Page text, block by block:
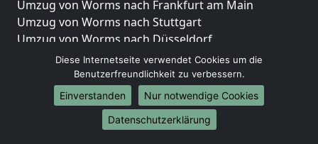
Umzug von Worms nach Frankfurt am Main
Umzug von Worms nach Stuttgart
Umzug von Worms nach Düsseldorf
Umzug von Worms nach Leipzig
Umzug von Worms nach Dortmund
Umzug von Worms nach Essen
Umzug von Worms nach Bremen
Umzug von Worms nach Dresden
Diese Internetseite verwendet Cookies um die
Benutzerfreundlichkeit zu verbessern.
Einverstanden
Nur notwendige Cookies
Datenschutzerklärung